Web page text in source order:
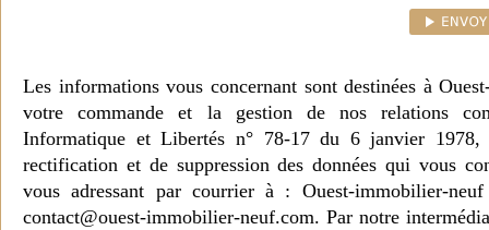
Les informations vous concernant sont destinées à
votre commande et la gestion de nos relations
Informatique et Libertés n° 78-17 du 6 janvier 1978,
rectification et de suppression des données qui vous
vous adressant par courrier à : Ouest-immobilier-
contact@ouest-immobilier-neuf.com. Par notre